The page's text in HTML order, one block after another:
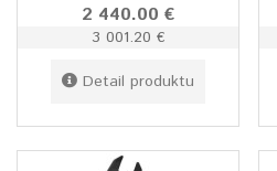
2 440.00 €
3 001.20 €
Detail produktu